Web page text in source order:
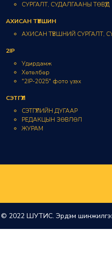
СУРГАЛТ, СУДАЛГААНЫ ТӨВҮҮД
АХИСАН ТҮВШИН
АХИСАН ТҮВШНИЙ СУРГАЛТ,
2IP
Удирдамж
Хөтөлбөр
"2IP-2025" фото үзэх
СЭТГҮҮЛ
СЭТГҮҮЛИЙН ДУГААР
РЕДАКЦЫН ЗӨВЛӨЛ
ЖУРАМ
© 2022 ШУТИС. Эрдэм